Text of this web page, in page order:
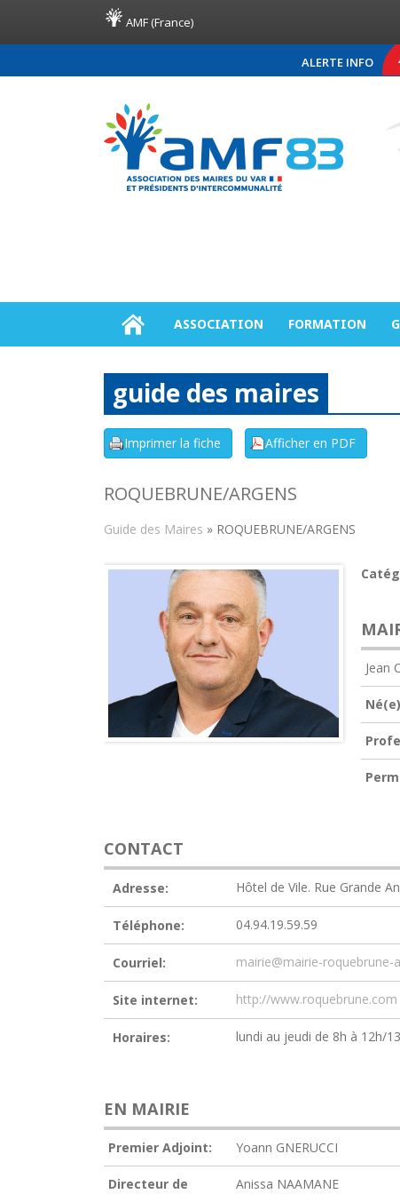
AMF (France)
ALERTE INFO
COMMUNIQUÉ DE PRESSE
ASSOCIATION FORMATION
guide des maires
ROQUEBRUNE/ARGENS
Guide des Maires » ROQUEBRUNE/ARGENS
Jean
CONTACT
Adresse: Hôtel de Vile. Rue Grande
Téléphone: 04.94.19.59.59
Courriel: mairie@mairie-roquebrune-
Site internet: http://www.roquebrune.com
Horaires: lundi au jeudi de 8h à 12h/
EN MAIRIE
Premier Adjoint: Yoann GNERUCCI
Directeur de
Anissa NAAMANE